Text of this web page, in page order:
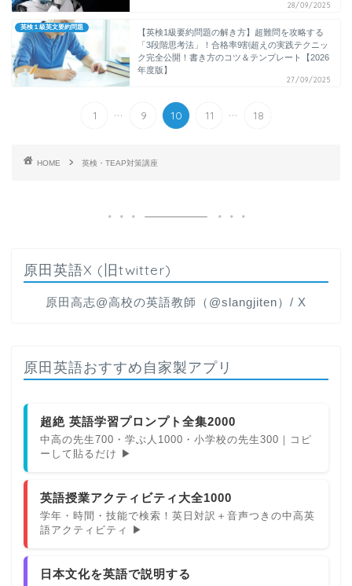
28/09/2025
英検１級英文要約問題
【英検1級要約問題の解き方】超難問を攻略する
「3段階思考法」！合格率9割超えの実践テクニッ
ク完全公開！書き方のコツ＆テンプレート【2026
年度版】
27/09/2025
1 ... 9 10 11 ... 18
HOME 英検・TEAP対策講座
原田英語X (旧twitter)
原田高志@高校の英語教師（@slangjiten）/ X
原田英語おすすめ自家製アプリ
超絶 英語学習プロンプト全集2000
中高の先生700・学ぶ人1000・小学校の先生300｜コピ
ーして貼るだけ ▶
英語授業アクティビティ大全1000
学年・時間・技能で検索！英日対訳＋音声つきの中高英
語アクティビティ ▶
日本文化を英語で説明する